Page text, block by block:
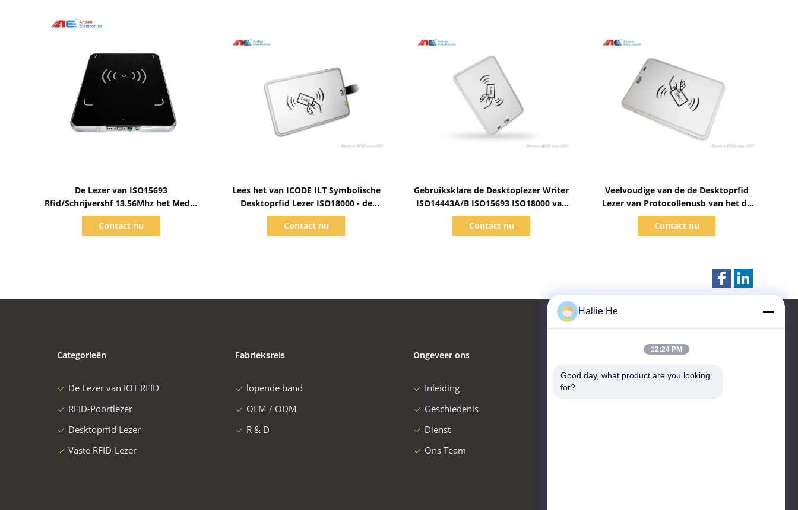
De Lezer van ISO15693
Rfid/Schrijvershf 13.56Mhz het Medio
Werkstation van het Waaierpersoneel
voor Bibliotheekbeheersysteem
Contact nu
Lees het van ICODE ILT Symbolische
Desktoprfid Lezer ISO18000 - de
Lezersschrijver van 3M3 RFID
Contact nu
Gebruiksklare de Desktoplezer Writer
ISO14443A/B ISO15693 ISO18000 van
NFC RFID - 3M3
Contact nu
Veelvoudige van de de Desktoprfid
Lezer van Protocollenusb van het de
Schrijverstoetsenbord de
Wedijveroutput UID
Contact nu
Categorieën
De Lezer van IOT RFID
RFID-Poortlezer
Desktoprfid Lezer
Vaste RFID-Lezer
Fabrieksreis
lopende band
OEM / ODM
R & D
Ongeveer ons
Inleiding
Geschiedenis
Dienst
Ons Team
Contacteer ons
Guangzhou Andea Electronics
Hallie He
12:24 PM
Good day, what product are you looking
for?